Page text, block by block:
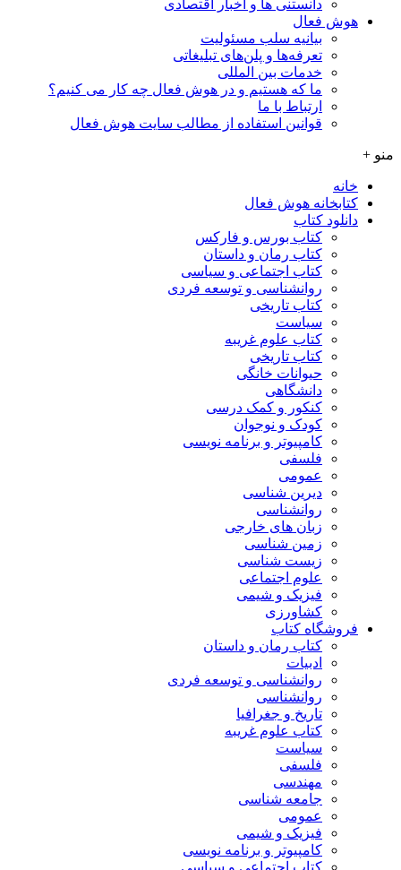
دانستنی ها و اخبار اقتصادی
هوش فعال
بیانیه سلب مسئولیت
تعرفه‌ها و پلن‌های تبلیغاتی
خدمات بین المللی
ما که هستیم و در هوش فعال چه کار می کنیم؟
ارتباط با ما
قوانین استفاده از مطالب سایت هوش فعال
منو +
خانه
کتابخانه هوش فعال
دانلود کتاب
کتاب بورس و فارکس
کتاب رمان و داستان
کتاب اجتماعی و سیاسی
روانشناسی و توسعه فردی
کتاب تاریخی
سیاست
کتاب علوم غریبه
کتاب تاریخی
حیوانات خانگی
دانشگاهی
کنکور و کمک‌ درسی
کودک و نوجوان
کامپیوتر و برنامه نویسی
فلسفی
عمومی
دیرین شناسی
روانشناسی
زبان های خارجی
زمین شناسی
زیست شناسی
علوم اجتماعی
فیزیک و شیمی
کشاورزی
فروشگاه کتاب
کتاب رمان و داستان
ادبیات
روانشناسی و توسعه فردی
روانشناسی
تاریخ و جغرافیا
کتاب علوم غریبه
سیاست
فلسفی
مهندسی
جامعه شناسی
عمومی
فیزیک و شیمی
کامپیوتر و برنامه نویسی
کتاب اجتماعی و سیاسی